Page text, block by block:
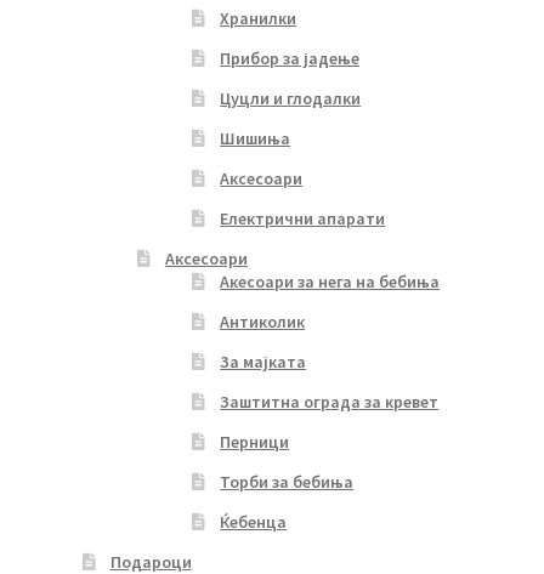
Хранилки
Прибор за јадење
Цуцли и глодалки
Шишиња
Аксесоари
Електрични апарати
Аксесоари
Акесоари за нега на бебиња
Антиколик
За мајката
Заштитна ограда за кревет
Перници
Торби за бебиња
Ќебенца
Подароци